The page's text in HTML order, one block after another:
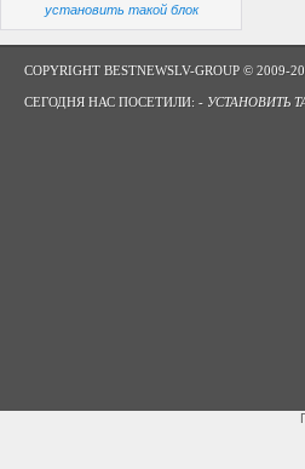
установить такой блок
COPYRIGHT BESTNEWSLV-GROUP © 2009-
СЕГОДНЯ НАС ПОСЕТИЛИ: - УСТАНОВИТЬ